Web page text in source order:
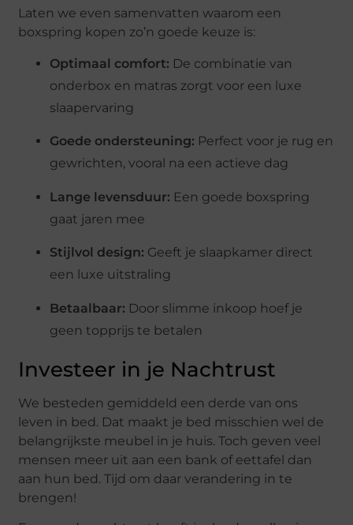
Laten we even samenvatten waarom een
boxspring kopen zo’n goede keuze is:
Optimaal comfort: De combinatie van
onderbox en matras zorgt voor een luxe
slaapervaring
Goede ondersteuning: Perfect voor je rug en
gewrichten, vooral na een actieve dag
Lange levensduur: Een goede boxspring
gaat jaren mee
Stijlvol design: Geeft je slaapkamer direct
een luxe uitstraling
Betaalbaar: Door slimme inkoop hoef je
geen topprijs te betalen
Investeer in je Nachtrust
We besteden gemiddeld een derde van ons
leven in bed. Dat maakt je bed misschien wel de
belangrijkste meubel in je huis. Toch geven veel
mensen meer uit aan een bank of eettafel dan
aan hun bed. Tijd om daar verandering in te
brengen!